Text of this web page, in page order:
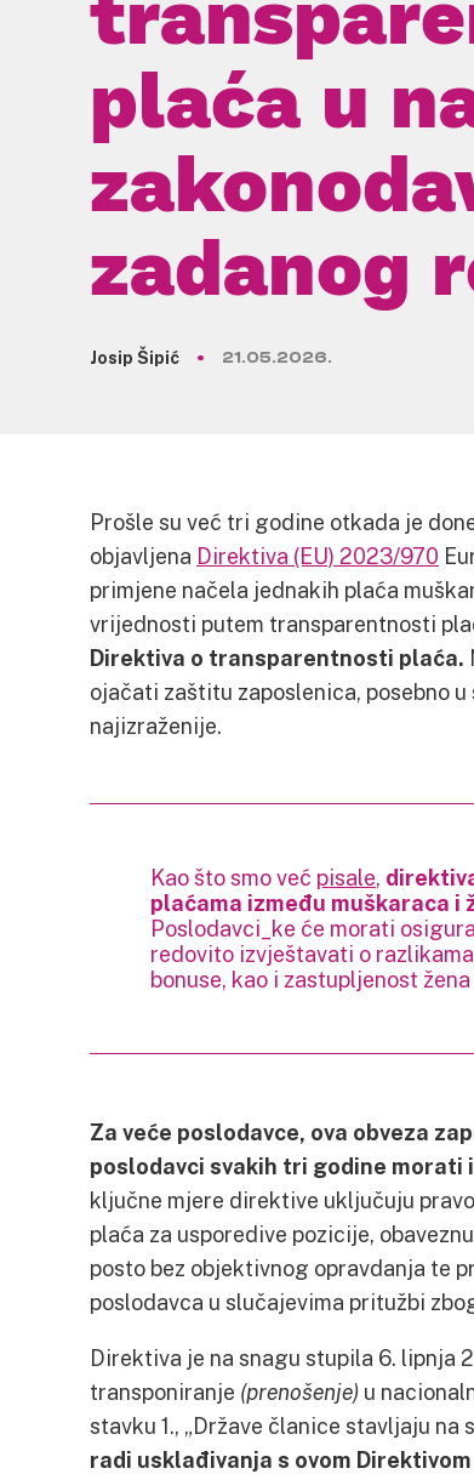
plaća u
zadanog
Josip Šipić 21.05.2026.
Prošle su već tri godine otkada je
objavljena Direktiva (EU) 2023/970
primjene načela jednakih plaća
vrijednosti putem transparentnosti
Direktiva o transparentnosti plaća.
ojačati zaštitu zaposlenica, posebno
najizraženije.
Kao što smo već pisale,
plaćama između muškaraca i
Poslodavci_ke će morati
redovito izvještavati o
bonuse, kao i zastupljenost
Za veće poslodavce, ova obveza
poslodavci svakih tri godine morati
ključne mjere direktive uključuju
plaća za usporedive pozicije,
posto bez objektivnog opravdanja te
poslodavca u slučajevima pritužbi
Direktiva je na snagu stupila 6. lipnja
transponiranje (prenošenje) u
stavku 1., „Države članice stavljaju
radi usklađivanja s ovom